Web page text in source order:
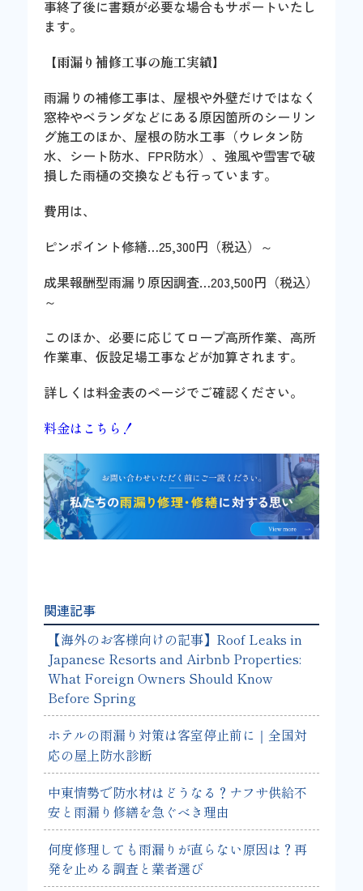
事終了後に書類が必要な場合もサポートいたし
ます。
【雨漏り補修工事の施工実績】
雨漏りの補修工事は、屋根や外壁だけではなく
窓枠やベランダなどにある原因箇所のシーリン
グ施工のほか、屋根の防水工事（ウレタン防
水、シート防水、FPR防水）、強風や雪害で破
損した雨樋の交換なども行っています。
費用は、
ピンポイント修繕…25,300円（税込）～
成果報酬型雨漏り原因調査…203,500円（税込）
～
このほか、必要に応じてロープ高所作業、高所
作業車、仮設足場工事などが加算されます。
詳しくは料金表のページでご確認ください。
料金はこちら！
関連記事
【海外のお客様向けの記事】Roof Leaks in
Japanese Resorts and Airbnb Properties:
What Foreign Owners Should Know
Before Spring
ホテルの雨漏り対策は客室停止前に｜全国対
応の屋上防水診断
中東情勢で防水材はどうなる？ナフサ供給不
安と雨漏り修繕を急ぐべき理由
何度修理しても雨漏りが直らない原因は？再
発を止める調査と業者選び